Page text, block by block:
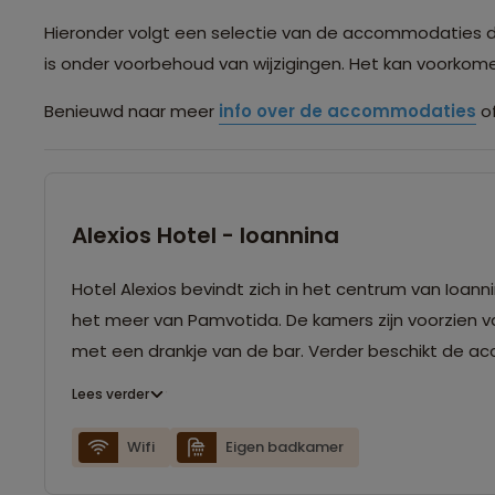
Hieronder volgt een selectie van de accommodaties
is onder voorbehoud van wijzigingen. Het kan
Benieuwd naar meer info over de accommodaties
Alexios Hotel - Ioannina
Hotel Alexios bevindt zich in het centrum van
het meer van Pamvotida. De kamers zijn voorzien
met een drankje van de bar. Verder beschikt de
Lees verder
Wifi Eigen badkamer